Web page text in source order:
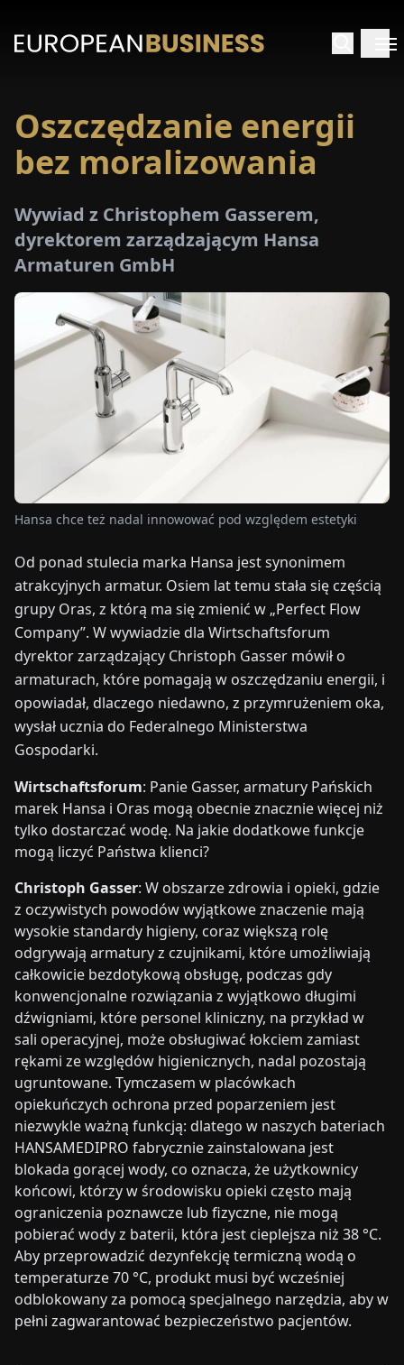
PAPER
O
FR ES
SKONTAKTUJ
SIĘ
NAMI
Oszczędzanie energii
bez moralizowania
Wywiad z Christophem Gasserem,
dyrektorem zarządzającym Hansa
Armaturen GmbH
Hansa chce też nadal innowować pod względem estetyki
Od ponad stulecia marka Hansa jest synonimem
atrakcyjnych armatur. Osiem lat temu stała się częścią
grupy Oras, z którą ma się zmienić w „Perfect Flow
Company”. W wywiadzie dla Wirtschaftsforum
dyrektor zarządzający Christoph Gasser mówił o
armaturach, które pomagają w oszczędzaniu energii, i
opowiadał, dlaczego niedawno, z przymrużeniem oka,
wysłał ucznia do Federalnego Ministerstwa
Gospodarki.
Wirtschaftsforum: Panie Gasser, armatury Pańskich
marek Hansa i Oras mogą obecnie znacznie więcej niż
tylko dostarczać wodę. Na jakie dodatkowe funkcje
mogą liczyć Państwa klienci?
Christoph Gasser: W obszarze zdrowia i opieki, gdzie
z oczywistych powodów wyjątkowe znaczenie mają
wysokie standardy higieny, coraz większą rolę
odgrywają armatury z czujnikami, które umożliwiają
całkowicie bezdotykową obsługę, podczas gdy
konwencjonalne rozwiązania z wyjątkowo długimi
dźwigniami, które personel kliniczny, na przykład w
sali operacyjnej, może obsługiwać łokciem zamiast
rękami ze względów higienicznych, nadal pozostają
ugruntowane. Tymczasem w placówkach
opiekuńczych ochrona przed poparzeniem jest
niezwykle ważną funkcją: dlatego w naszych bateriach
HANSAMEDIPRO fabrycznie zainstalowana jest
blokada gorącej wody, co oznacza, że użytkownicy
końcowi, którzy w środowisku opieki często mają
ograniczenia poznawcze lub fizyczne, nie mogą
pobierać wody z baterii, która jest cieplejsza niż 38 °C.
Aby przeprowadzić dezynfekcję termiczną wodą o
temperaturze 70 °C, produkt musi być wcześniej
odblokowany za pomocą specjalnego narzędzia, aby w
pełni zagwarantować bezpieczeństwo pacjentów.